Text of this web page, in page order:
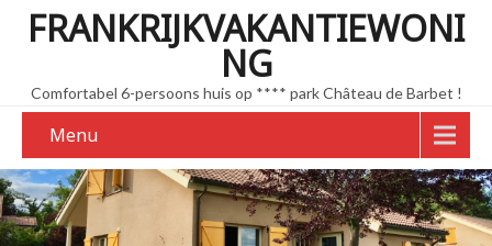
FRANKRIJKVAKANTIEWONI
NG
Comfortabel 6-persoons huis op **** park Château de Barbet !
Menu